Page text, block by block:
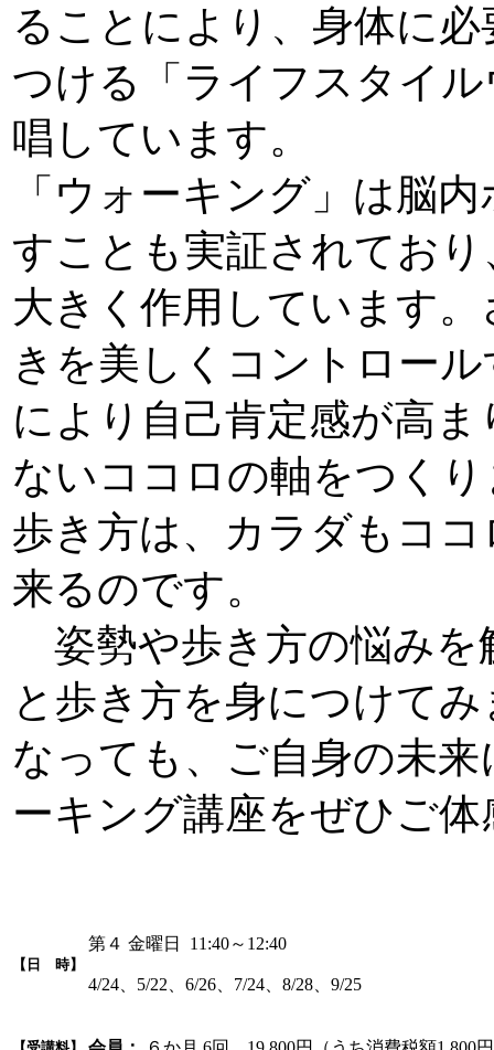
ることにより、身体に
つける「ライフスタイ
唱しています。
「ウォーキング」は脳
すことも実証されてお
大きく作用しています
きを美しくコントロー
により自己肯定感が高
ないココロの軸をつく
歩き方は、カラダもコ
来るのです。
姿勢や歩き方の悩みを
と歩き方を身につけて
なっても、ご自身の未
ーキング講座をぜひご
【日 時】
第４ 金曜日 11:40～12:40
4/24、5/22、6/26、7/24、8/28、9/25